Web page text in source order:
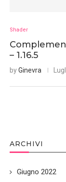
Shader
– 1.16.5
byGinevra
ARCHIVI
Giugno 2022